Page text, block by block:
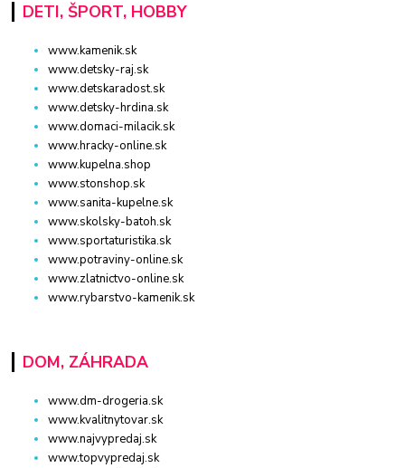
DETI, ŠPORT, HOBBY
www.kamenik.sk
www.detsky-raj.sk
www.detskaradost.sk
www.detsky-hrdina.sk
www.domaci-milacik.sk
www.hracky-online.sk
www.kupelna.shop
www.stonshop.sk
www.sanita-kupelne.sk
www.skolsky-batoh.sk
www.sportaturistika.sk
www.potraviny-online.sk
www.zlatnictvo-online.sk
www.rybarstvo-kamenik.sk
DOM, ZÁHRADA
www.dm-drogeria.sk
www.kvalitnytovar.sk
www.najvypredaj.sk
www.topvypredaj.sk